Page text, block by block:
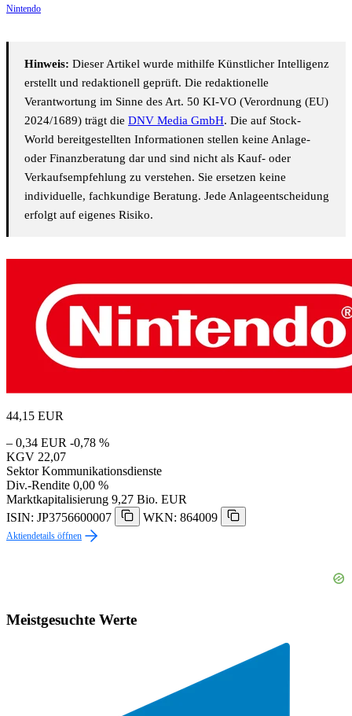
Nintendo
Hinweis: Dieser Artikel wurde mithilfe Künstlicher Intelligenz
erstellt und redaktionell geprüft. Die redaktionelle
Verantwortung im Sinne des Art. 50 KI-VO (Verordnung (EU)
2024/1689) trägt die DNV Media GmbH. Die auf Stock-
World bereitgestellten Informationen stellen keine Anlage-
oder Finanzberatung dar und sind nicht als Kauf- oder
Verkaufsempfehlung zu verstehen. Sie ersetzen keine
individuelle, fachkundige Beratung. Jede Anlageentscheidung
erfolgt auf eigenes Risiko.
44,15 EUR
– 0,34 EUR -0,78 %
KGV 22,07
Sektor Kommunikationsdienste
Div.-Rendite 0,00 %
Marktkapitalisierung 9,27 Bio. EUR
ISIN: JP3756600007
WKN: 864009
Aktiendetails öffnen
Meistgesuchte Werte